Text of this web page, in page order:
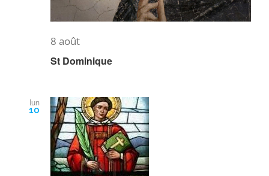
8 août
St Dominique
lun
10